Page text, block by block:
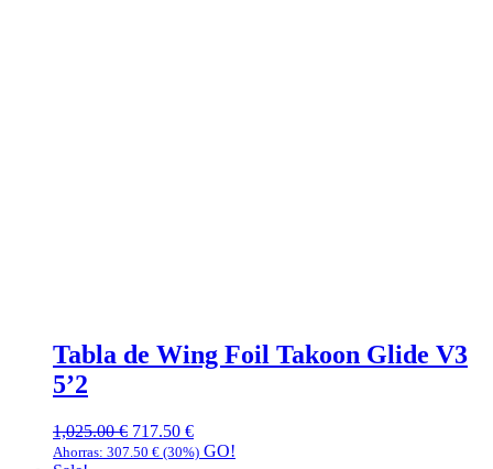
Tabla de Wing Foil Takoon Glide V3
5’2
1,025.00€ 717.50 €
Ahorras: 307.50 € (30%) GO!